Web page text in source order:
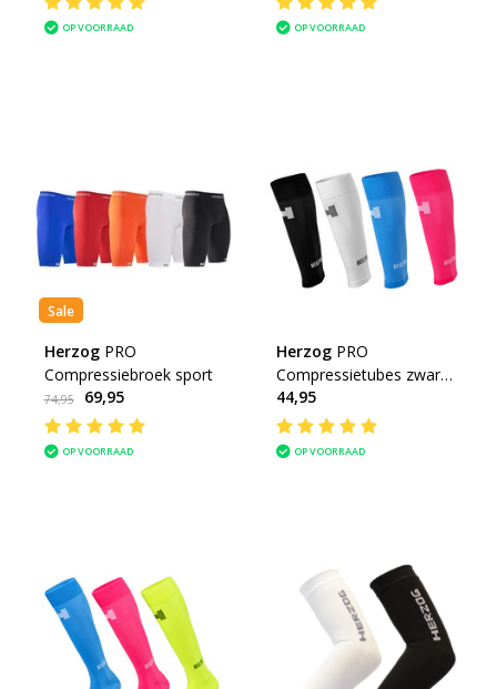
OP VOORRAAD OP VOORRAAD
Sale
Herzog PRO
Compressiebroek sport
74,95 69,95
OP VOORRAAD
Herzog PRO
Compressietubes zwart,
blauw, roze en wit
44,95
OP VOORRAAD